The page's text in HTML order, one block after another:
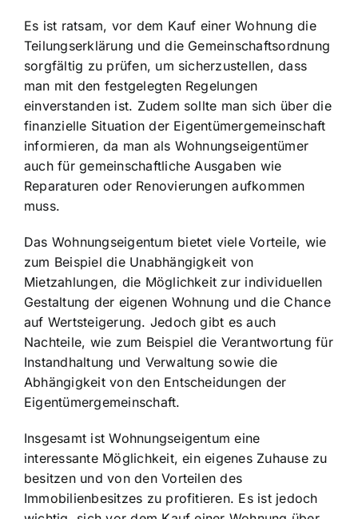
Es ist ratsam, vor dem Kauf einer Wohnung die
Teilungserklärung und die Gemeinschaftsordnung
sorgfältig zu prüfen, um sicherzustellen, dass
man mit den festgelegten Regelungen
einverstanden ist. Zudem sollte man sich über die
finanzielle Situation der Eigentümergemeinschaft
informieren, da man als Wohnungseigentümer
auch für gemeinschaftliche Ausgaben wie
Reparaturen oder Renovierungen aufkommen
muss.
Das Wohnungseigentum bietet viele Vorteile, wie
zum Beispiel die Unabhängigkeit von
Mietzahlungen, die Möglichkeit zur individuellen
Gestaltung der eigenen Wohnung und die Chance
auf Wertsteigerung. Jedoch gibt es auch
Nachteile, wie zum Beispiel die Verantwortung für
Instandhaltung und Verwaltung sowie die
Abhängigkeit von den Entscheidungen der
Eigentümergemeinschaft.
Insgesamt ist Wohnungseigentum eine
interessante Möglichkeit, ein eigenes Zuhause zu
besitzen und von den Vorteilen des
Immobilienbesitzes zu profitieren. Es ist jedoch